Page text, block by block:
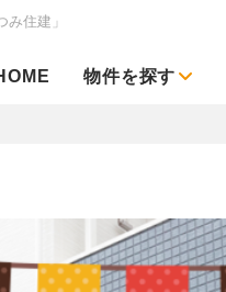
み住建」
物件を探す